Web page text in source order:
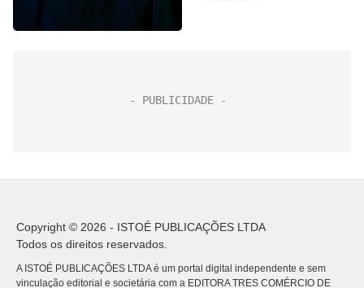
Copyright © 2026 - ISTOÉ PUBLICAÇÕES LTDA
Todos os direitos reservados.
A ISTOÉ PUBLICAÇÕES LTDA é um portal digital independente e sem
vinculação editorial e societária com a EDITORA TRES COMÉRCIO DE